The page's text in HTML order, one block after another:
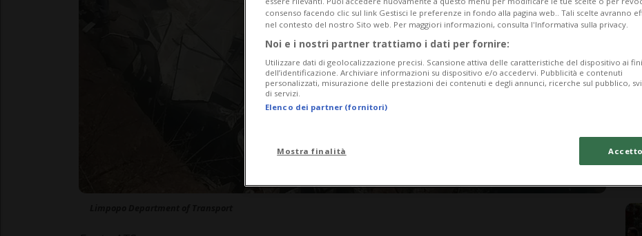
consenso facendo clic sul link Gestisci le preferenze in fondo alla pagina web.. Tali scelte avranno
nel contesto del nostro Sito web. Per maggiori informazioni, consulta l'Informativa sulla privacy.
Noi e i nostri partner trattiamo i dati per fornire:
Utilizzare dati di geolocalizzazione precisi. Scansione attiva delle caratteristiche del dispositivo ai fini
dell’identificazione. Archiviare informazioni su dispositivo e/o accedervi. Pubblicità e contenuti
personalizzati, misurazione delle prestazioni dei contenuti e degli annunci, ricerche sul pubblico,
di servizi.
Elenco dei partner (fornitori)
Mostra finalità Accetto